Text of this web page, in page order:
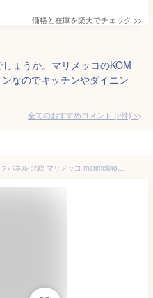
価格と在庫を楽天でチェック >>
ょうか。マリメッコのKOM
なのでキッチンやダイニン
全てのおすすめコメント (2件) >
壁掛け 壁飾り 設置簡単 ファブリックパネル 北欧 マリメッコ marimekko KOMPOTTI 30×30cm 単品販売 ホワイトベージュグレー コンポッティ アリス 北欧 ファブリックボード マリメッコ コンポッティ 人気 インテリア [同梱可能]